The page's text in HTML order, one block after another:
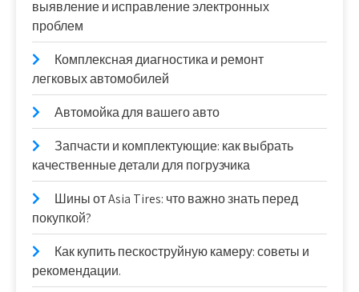
выявление и исправление электронных
проблем
Комплексная диагностика и ремонт
легковых автомобилей
Автомойка для вашего авто
Запчасти и комплектующие: как выбрать
качественные детали для погрузчика
Шины от Asia Tires: что важно знать перед
покупкой?
Как купить пескоструйную камеру: советы и
рекомендации.